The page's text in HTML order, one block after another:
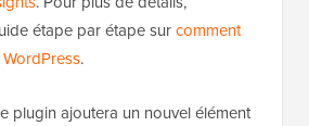
étape par étape surcomment
.
plugin ajoutera un nouvel élément